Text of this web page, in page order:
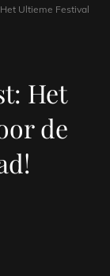
Ultieme Festival
Het
de